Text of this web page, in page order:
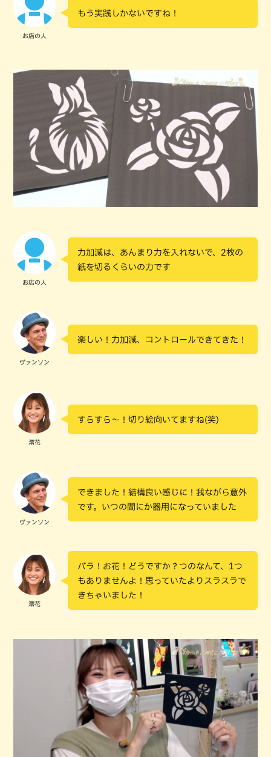
お店の人
もう実践しかないですね！
お店の人
力加減は、あんまり力を入れないで、2枚の
紙を切るくらいの力です
ヴァンソン
楽しい！力加減、コントロールできてきた！
澪花
すらすら～！切り絵向いてますね(笑)
ヴァンソン
できました！結構良い感じに！我ながら意外
です。いつの間にか器用になっていました
澪花
バラ！お花！どうですか？つのなんて、1つ
もありませんよ！思っていたよりスラスラで
きちゃいました！